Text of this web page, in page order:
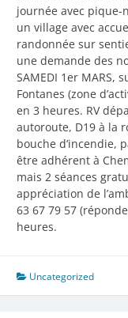
journée avec pique-
un village avec
randonnée sur
une demande des
SAMEDI 1er MARS,
Fontanes (zone
en 3 heures. RV
autoroute, D19 à la
bouche d’incendie,
être adhérent à
mais 2 séances
appréciation de
63 67 79 57
heures.
Uncategorized